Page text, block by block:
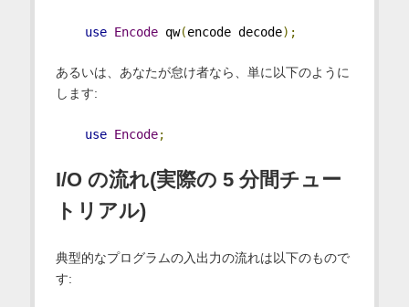
use Encode qw(encode decode);
あるいは、あなたが怠け者なら、単に以下のように
します:
use Encode;
I/O の流れ(実際の 5 分間チュー
トリアル)
典型的なプログラムの入出力の流れは以下のもので
す: